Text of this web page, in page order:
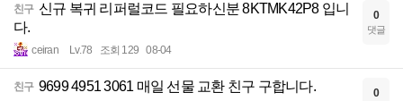
친구 신규 복귀 리퍼럴코드 필요하신분 8KTMK42P8 입니
다.
ceiran Lv.78 조회 129 08-04
0
댓글
친구 9699 4951 3061 매일 선물 교환 친구 구합니다. 0